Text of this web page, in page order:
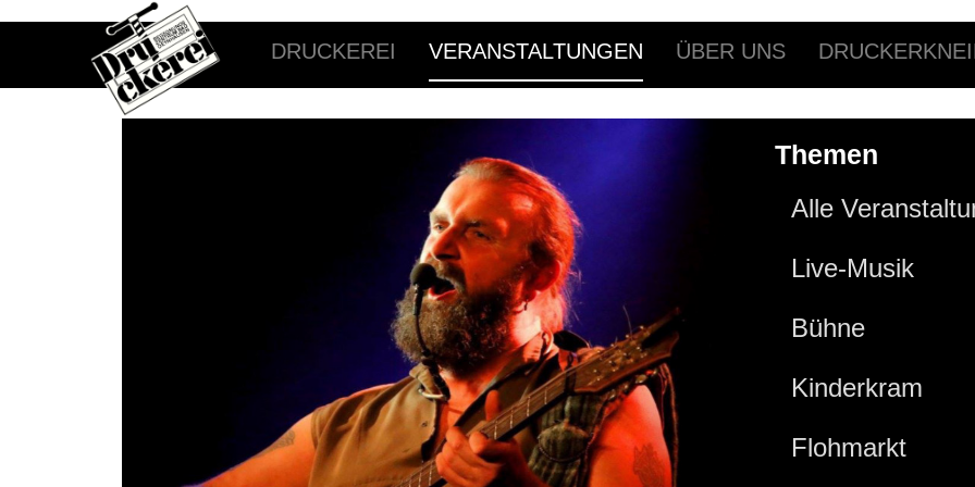
DRUCKEREI VERANSTALTUNGEN ÜBER UNS
Themen
Alle
Live-Musik
Bühne
Kinderkram
Flohmarkt